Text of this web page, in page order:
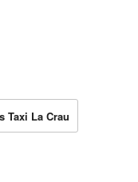
Taxi La Crau